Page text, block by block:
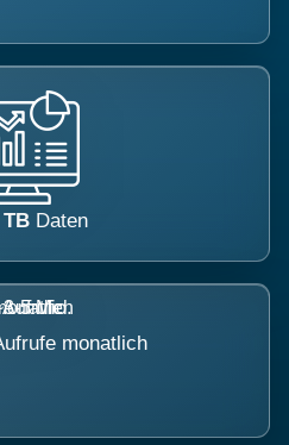
Daten
monatlich